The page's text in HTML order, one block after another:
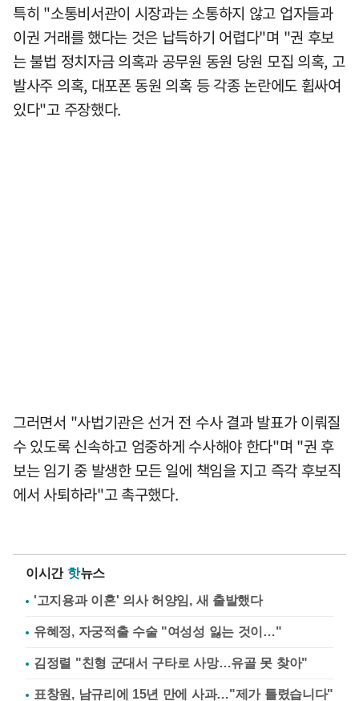
특히 "소통비서관이 시장과는 소통하지 않고 업자들과
이권 거래를 했다는 것은 납득하기 어렵다"며 "권 후보
는 불법 정치자금 의혹과 공무원 동원 당원 모집 의혹, 고
발사주 의혹, 대포폰 동원 의혹 등 각종 논란에도 휩싸여
있다"고 주장했다.
그러면서 "사법기관은 선거 전 수사 결과 발표가 이뤄질
수 있도록 신속하고 엄중하게 수사해야 한다"며 "권 후
보는 임기 중 발생한 모든 일에 책임을 지고 즉각 후보직
에서 사퇴하라"고 촉구했다.
이시간 핫뉴스
'고지용과 이혼' 의사 허양임, 새 출발했다
유혜정, 자궁적출 수술 "여성성 잃는 것이…"
김정렬 "친형 군대서 구타로 사망…유골 못 찾아"
표창원, 남규리에 15년 만에 사과…"제가 틀렸습니다"